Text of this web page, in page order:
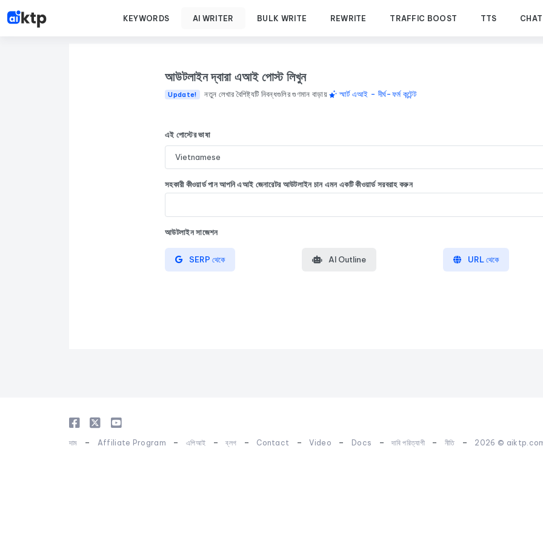
KEYWORDS AI WRITER BULK WRITE REWRITE TRAFFIC BOOST TTS CHAT
আউটলাইন দ্বারা এআই পোস্ট লিখুন
Update! নতুন লেখার বৈশিষ্ট্যটি নিবন্ধগুলির গুণমান বাড়ায় স্মার্ট এআই - দীর্ঘ-ফর্ম কন্টেন্ট
এই পোস্টের ভাষা
সহকারী কীওয়ার্ড পানআপনি এআই জেনারেটর আউটলাইন চান এমন একটি কীওয়ার্ড সরবরাহ করুন
আউটলাইন সাজেশন
SERP থেকে AI Outline URL থেকে
দাম - Affiliate Program - এপিআই - ব্লগ - Contact - Video - Docs - দাবি পরিত্যাগী - নীতি - 2026 ©